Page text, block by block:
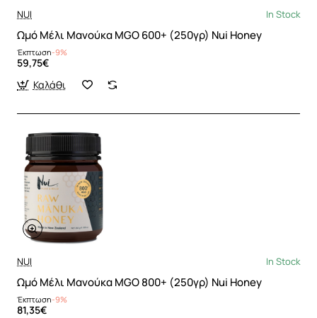
NUI In Stock
Ωμό Μέλι Μανούκα MGO 600+ (250γρ) Nui Honey
Έκπτωση-9%
59,75€
Καλάθι
NUI In Stock
Ωμό Μέλι Μανούκα MGO 800+ (250γρ) Nui Honey
Έκπτωση-9%
81,35€